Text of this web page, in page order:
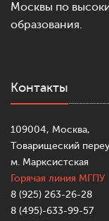
Москвы по
образования.
Контакты
109004, Москва,
Товарищеский
м. Марксистская
Горячая линия МГПУ
8 (925) 263-26-28
8 (495)-633-99-57